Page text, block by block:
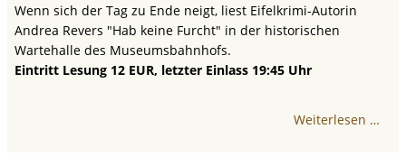
Wenn sich der Tag zu Ende neigt, liest Eifelkrimi-Autorin
Andrea Revers "Hab keine Furcht" in der historischen
Wartehalle des Museumsbahnhofs.
Eintritt Lesung 12 EUR, letzter Einlass 19:45 Uhr
Weiterlesen …